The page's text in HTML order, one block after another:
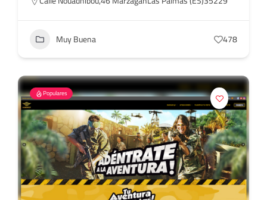
Muy Buena 478
Populares